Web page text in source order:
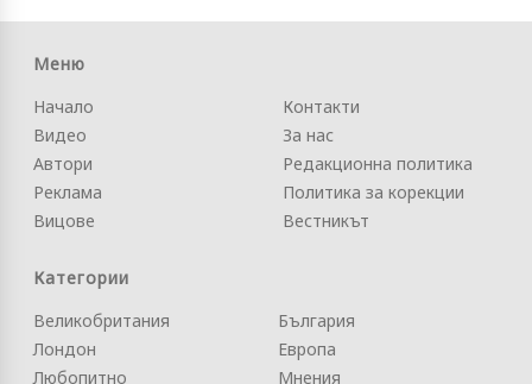
Меню
Начало
Видео
Автори
Реклама
Вицове
Контакти
За нас
Редакционна политика
Политика за корекции
Вестникът
Категории
Великобритания
Лондон
Любопитно
България
Европа
Мнения